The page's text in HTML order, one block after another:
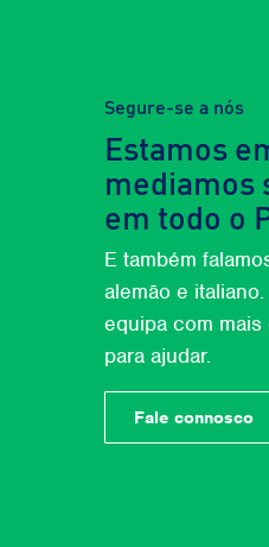
Segure-se a nós
Estamos
mediamos
em todo o
E também
alemão e
equipa com
para ajudar.
Fale connosco